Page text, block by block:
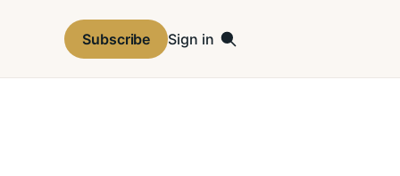
Sign in
Subscribe